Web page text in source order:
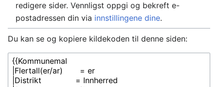
redigere sider. Vennligst oppgi og bekreft e-
postadressen din via innstillingene dine.
Du kan se og kopiere kildekoden til denne siden: